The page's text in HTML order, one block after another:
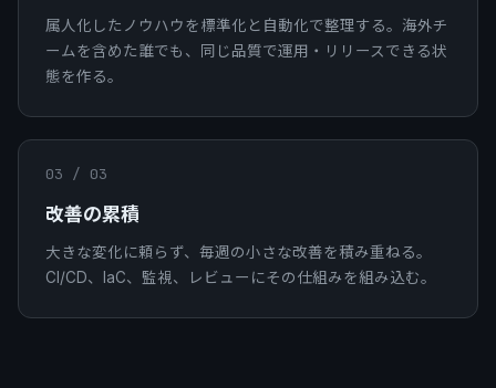
属人化したノウハウを標準化と自動化で整理する。海外チ
ームを含めた誰でも、同じ品質で運用・リリースできる状
態を作る。
03 / 03
改善の累積
大きな変化に頼らず、毎週の小さな改善を積み重ねる。
CI/CD、IaC、監視、レビューにその仕組みを組み込む。